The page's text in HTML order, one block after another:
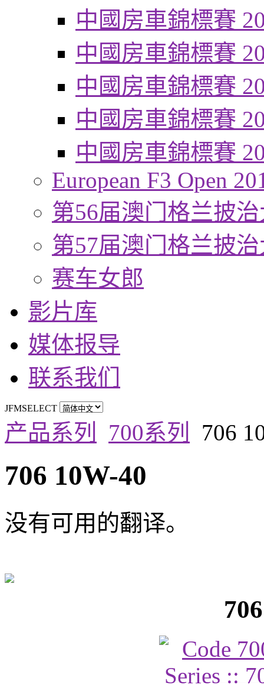
中國房車錦標賽
中國房車錦標賽
中國房車錦標賽
中國房車錦標賽
中國房車錦標賽
European F3 Open
第56届澳门格兰披
第57届澳门格兰披
赛车女郎
影片库
媒体报导
联系我们
JFMSELECT
产品系列 700系列 706
706 10W-40
没有可用的翻译。